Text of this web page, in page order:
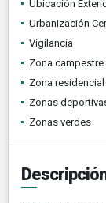
Ubicación
Urbanización
Vigilancia
Zona campestre
Zona residencial
Zonas
Zonas verdes